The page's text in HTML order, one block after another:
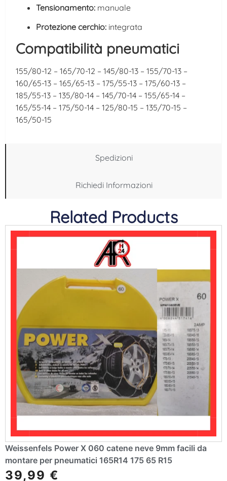
Spedizioni
Richiedi Informazioni
Tensionamento: manuale
Protezione cerchio: integrata
Compatibilità pneumatici
155/80-12 – 165/70-12 – 145/80-13 – 155/70-13 –
160/65-13 – 165/65-13 – 175/55-13 – 175/60-13 –
185/55-13 – 135/80-14 – 145/70-14 – 155/65-14 –
165/55-14 – 175/50-14 – 125/80-15 – 135/70-15 –
165/50-15
Related Products
Weissenfels Power X 060 catene neve 9mm facili da
montare per pneumatici 165R14 175 65 R15
39,99 €